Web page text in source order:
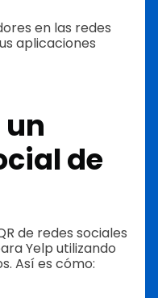
en las redes
aplicaciones
de
de redes sociales
Yelp utilizando
Así es cómo: